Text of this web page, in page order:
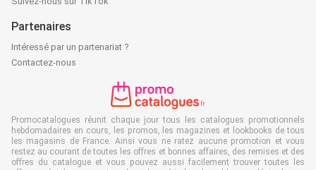
Partenaires
Intéressé par un partenariat ?
Contactez-nous
Promocatalogues réunit chaque jour tous les catalogues promotionnels
hebdomadaires en cours, les promos, les magazines et lookbooks de tous
les magasins de France. Ainsi vous ne ratez aucune promotion et vous
restez au courant de toutes les offres et bonnes affaires, des remises et des
offres du catalogue et vous pouvez aussi facilement trouver toutes les